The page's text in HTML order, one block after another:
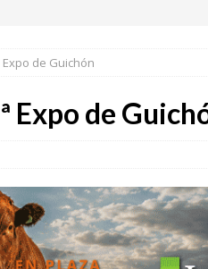
de Guichón
Expo de